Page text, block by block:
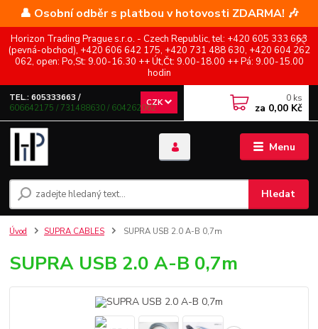
👤 Osobní odběr s platbou v hotovosti ZDARMA! 🎶
Horizon Trading Prague s.r.o. - Czech Republic, tel: +420 605 333 663
(pevná-obchod), +420 606 642 175, +420 731 488 630, +420 604 262
062, open: Po,St: 9.00-16.30 ++ Út,Čt: 9.00-18.00 ++ Pá: 9.00-15.00
hodin
Menu
CZK
Hledat
TEL.: 605333663 /
606642175 / 731488630 / 604262062
0 ks
za 0,00 Kč
Úvod SUPRA CABLES SUPRA USB 2.0 A-B 0,7m
SUPRA USB 2.0 A-B 0,7m